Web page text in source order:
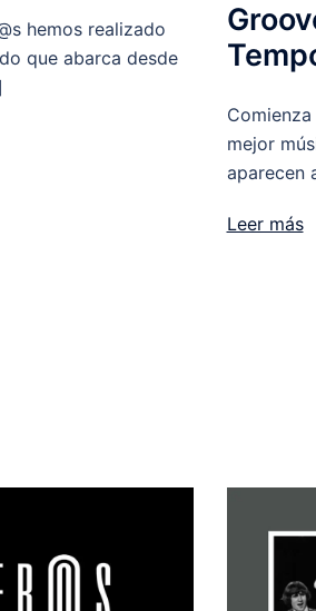
hemos realizado
que abarca desde
mejor
aparecen
Leer más